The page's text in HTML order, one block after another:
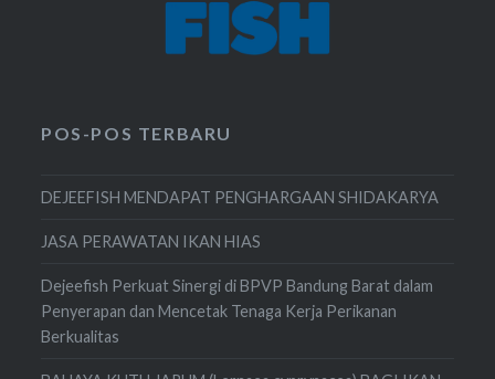
POS-POS TERBARU
DEJEEFISH MENDAPAT PENGHARGAAN SHIDAKARYA
JASA PERAWATAN IKAN HIAS
Dejeefish Perkuat Sinergi di BPVP Bandung Barat dalam
Penyerapan dan Mencetak Tenaga Kerja Perikanan
Berkualitas